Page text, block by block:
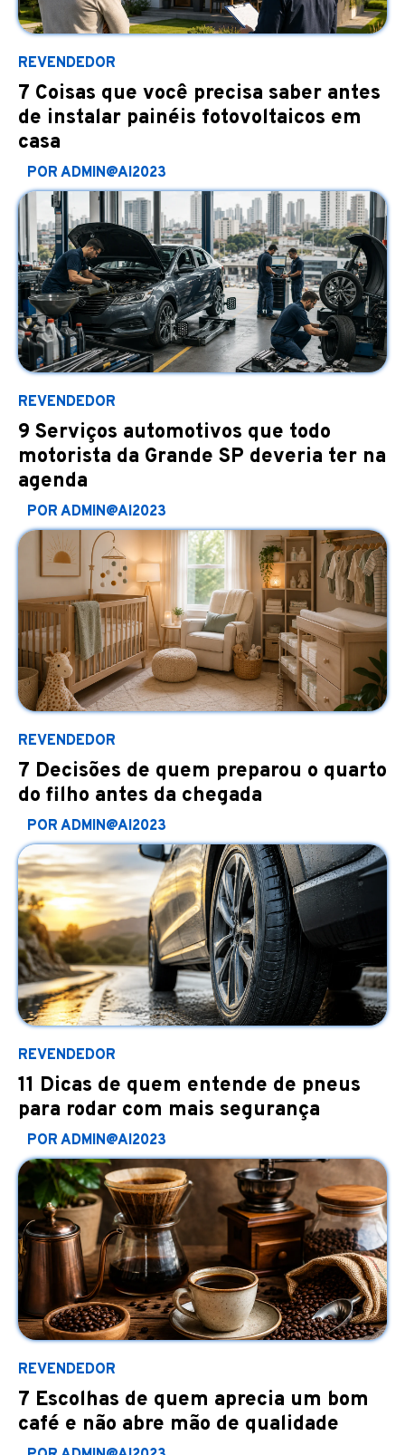
REVENDEDOR
7 Coisas que você precisa saber antes
de instalar painéis fotovoltaicos em
casa
POR ADMIN@AI2023
REVENDEDOR
9 Serviços automotivos que todo
motorista da Grande SP deveria ter na
agenda
POR ADMIN@AI2023
REVENDEDOR
7 Decisões de quem preparou o quarto
do filho antes da chegada
POR ADMIN@AI2023
REVENDEDOR
11 Dicas de quem entende de pneus
para rodar com mais segurança
POR ADMIN@AI2023
REVENDEDOR
7 Escolhas de quem aprecia um bom
café e não abre mão de qualidade